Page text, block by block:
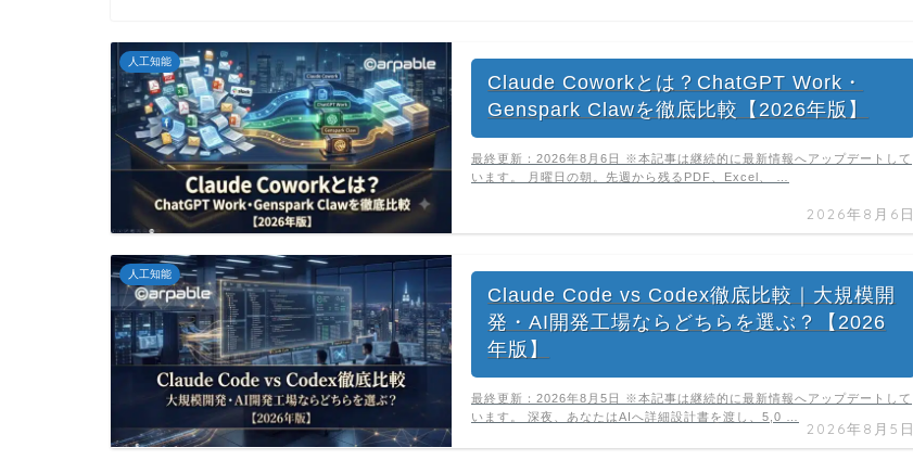
人工知能
Claude Coworkとは？ChatGPT Work・
Genspark Clawを徹底比較【2026年版】
2026年8月6日
最終更新：2026年8月6日 ※本記事は継続的に最新情報へアップデートして
います。 月曜日の朝。先週から残るPDF、Excel、 …
人工知能
Claude Code vs Codex徹底比較｜大規模開
発・AI開発工場ならどちらを選ぶ？【2026
年版】
2026年8月5日
最終更新：2026年8月5日 ※本記事は継続的に最新情報へアップデートして
います。 深夜、あなたはAIへ詳細設計書を渡し、5,0 …